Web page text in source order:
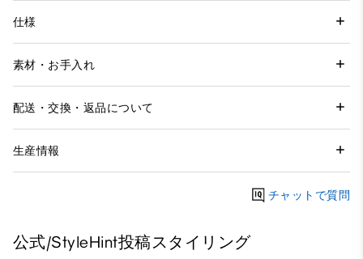
仕様
素材・お手入れ
配送・交換・返品について
生産情報
チャットで質問
公式/StyleHint投稿スタイリング